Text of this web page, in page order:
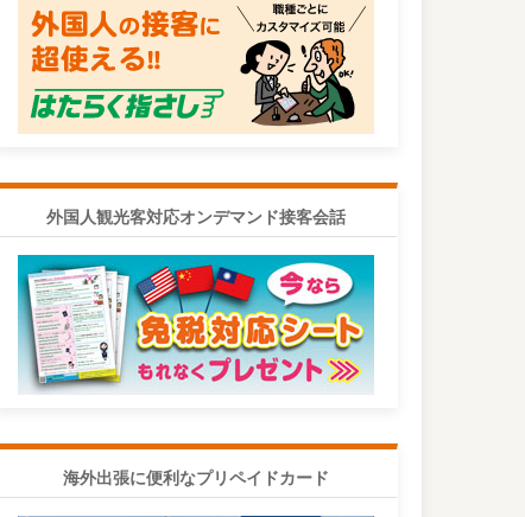
外国人観光客対応オンデマンド接客会話
海外出張に便利なプリペイドカード